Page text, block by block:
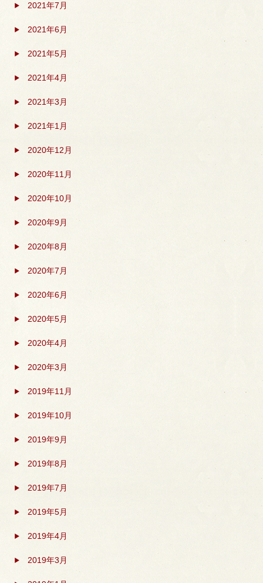
2021年7月
2021年6月
2021年5月
2021年4月
2021年3月
2021年1月
2020年12月
2020年11月
2020年10月
2020年9月
2020年8月
2020年7月
2020年6月
2020年5月
2020年4月
2020年3月
2019年11月
2019年10月
2019年9月
2019年8月
2019年7月
2019年5月
2019年4月
2019年3月